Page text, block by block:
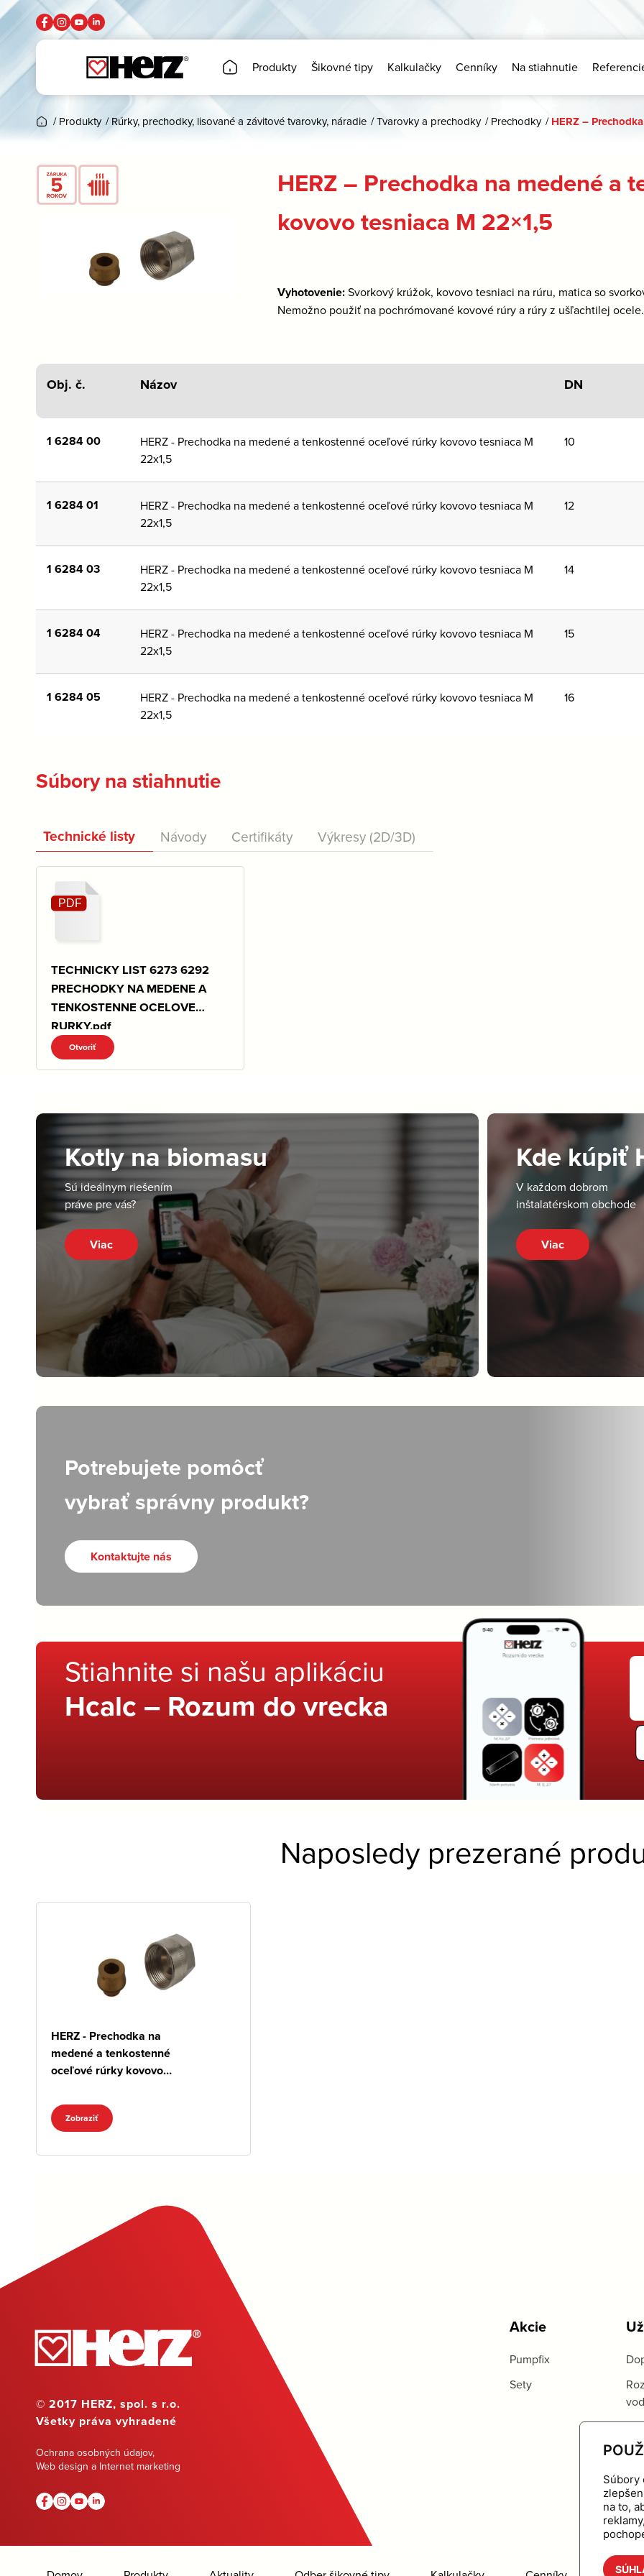
Súbory
na to,
Produkty Šikovné tipy Kalkulačky Cenníky Na stiahnutie
/ Produkty / Rúrky, prechodky, lisované a závitové tvarovky, náradie /Tvarovky a prechodky / Prechodky / HERZ –
HERZ – Prechodka na medené a
kovovo tesniaca M 22×1,5
Vyhotovenie:Svorkový krúžok, kovovo tesniaci na rúru, matica so
Nemožno použiť na pochrómované kovové rúry a rúry z ušľachtilej ocele.
Obj. č. Názov DN
1 6284 00
HERZ - Prechodka na medené a tenkostenné oceľové rúrky kovovo tesniaca M
22x1,5
10
1 6284 01
HERZ - Prechodka na medené a tenkostenné oceľové rúrky kovovo tesniaca M
22x1,5
12
1 6284 03
HERZ - Prechodka na medené a tenkostenné oceľové rúrky kovovo tesniaca M
22x1,5
14
1 6284 04
HERZ - Prechodka na medené a tenkostenné oceľové rúrky kovovo tesniaca M
22x1,5
15
1 6284 05
HERZ - Prechodka na medené a tenkostenné oceľové rúrky kovovo tesniaca M
22x1,5
16
Súbory na stiahnutie
Technické listy Návody Certifikáty Výkresy (2D/3D)
TECHNICKY LIST 6273 6292
PRECHODKY NA MEDENE A
TENKOSTENNE OCELOVE
RURKY.pdf
Otvoriť
Kotly na biomasu
Sú ideálnym riešením
práve pre vás?
Viac
Kde kúpiť
V každom dobrom
inštalatérskom obchode
Viac
Potrebujete pomôcť
vybrať správny produkt?
Kontaktujte nás
Stiahnite si našu aplikáciu
Hcalc – Rozum do vrecka
Naposledy prezerané
HERZ - Prechodka na
medené a tenkostenné
oceľové rúrky kovovo
Zobraziť
© 2017 HERZ, spol. s r.o.
Všetky práva vyhradené
Ochrana osobných údajov,
Web design a Internet marketing
Akcie
Pumpfix
Sety